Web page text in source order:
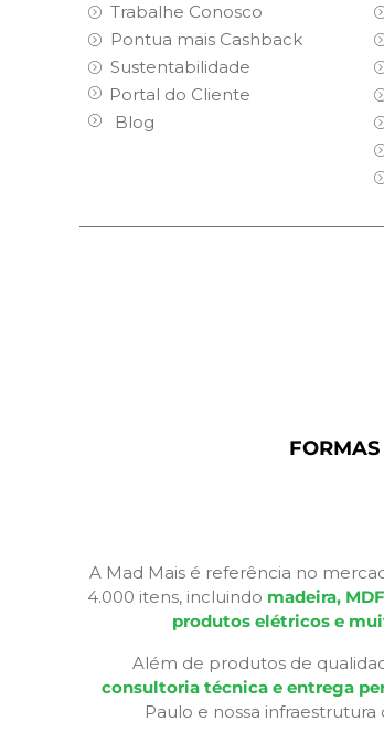
Trabalhe Conosco
Pontua mais Cashback
Sustentabilidade
Portal do Cliente
Blog
A Mad Mais é referência no
4.000 itens, incluindo madeira,
produtos elétricos e
Além de produtos de
consultoria técnica e entrega
Paulo e nossa